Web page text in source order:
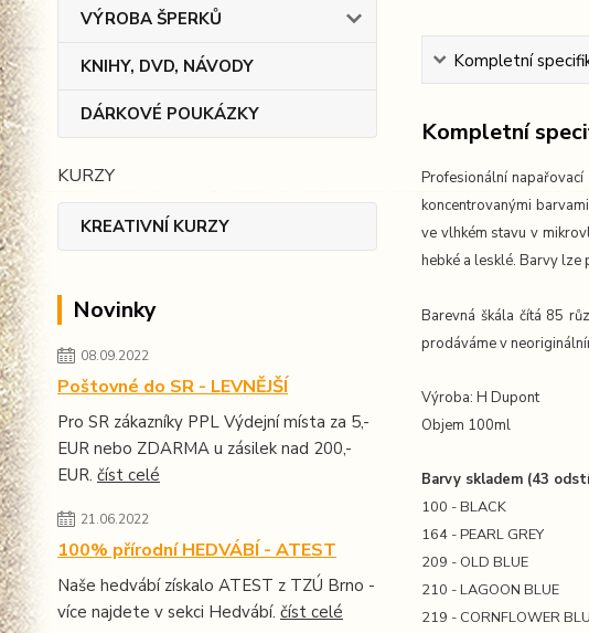
VÝROBA ŠPERKŮ
KNIHY, DVD, NÁVODY
DÁRKOVÉ POUKÁZKY
KURZY
KREATIVNÍ KURZY
Novinky
08.09.2022
Poštovné do SR - LEVNĚJŠÍ
Pro SR zákazníky PPL Výdejní místa za 5,-
EUR nebo ZDARMA u zásilek nad 200,-
EUR. číst celé
21.06.2022
100% přírodní HEDVÁBÍ - ATEST
Naše hedvábí získalo ATEST z TZÚ Brno -
více najdete v sekci Hedvábí. číst celé
Kompletní
Kompletní
Profesionální
koncentrovanými
ve vlhkém stavu v
hebké a lesklé. Barvy lze
Barevná škála čítá 85
prodáváme v
Výroba: H Dupont
Objem 100ml
Barvy skladem (43
100 - BLACK
164 - PEARL GREY
209 - OLD BLUE
210 - LAGOON BLUE
219 - CORNFLOWER